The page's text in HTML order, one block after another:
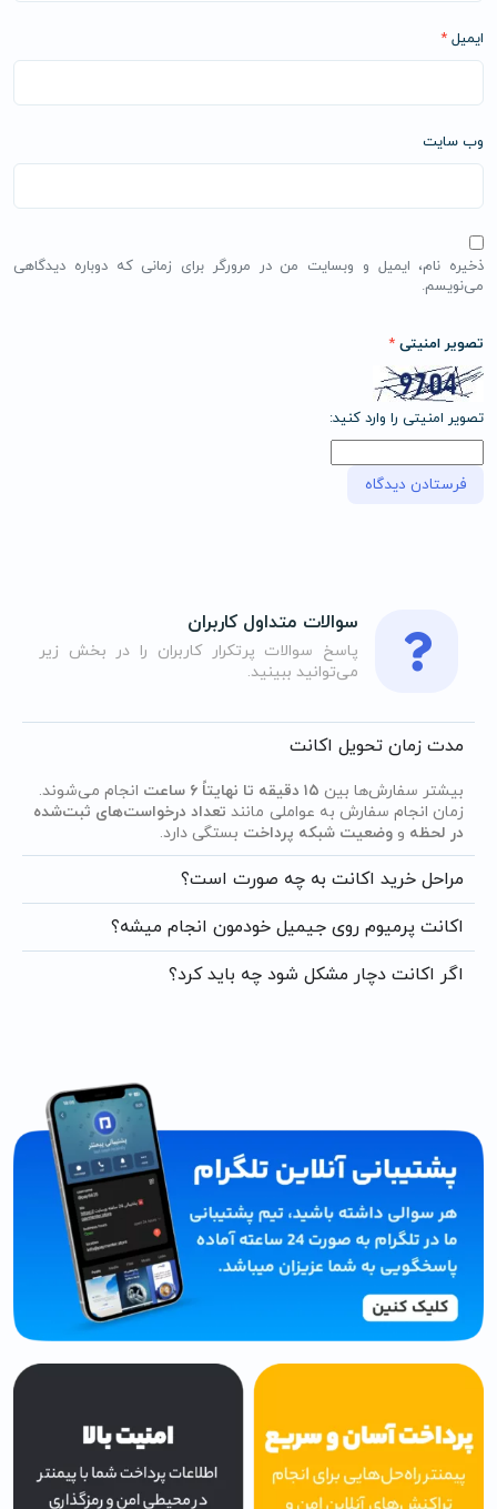
ایمیل *
وب‌ سایت
ذخیره نام، ایمیل و وبسایت من در مرورگر برای زمانی که دوباره دیدگاهی
می‌نویسم.
تصویر امنیتی *
تصویر امنیتی را وارد کنید:
سوالات متداول کاربران
پاسخ سوالات پرتکرار کاربران را در بخش زیر
می‌توانید ببینید.
مدت زمان تحویل اکانت
بیشتر سفارش‌ها بین ۱۵ دقیقه تا نهایتاً ۶ ساعت
انجام می‌شوند.
زمان انجام سفارش به عواملی مانند تعداد درخواست‌های ثبت‌شده
در لحظه و وضعیت شبکه پرداخت بستگی دارد.
مراحل خرید اکانت به چه صورت است؟
اکانت پرمیوم روی جیمیل خودمون انجام میشه؟
اگر اکانت دچار مشکل شود چه باید کرد؟